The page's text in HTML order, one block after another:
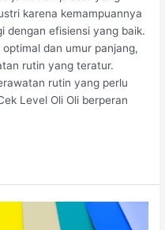
karena kemampuannya
dengan efisiensi yang baik.
dan umur panjang,
rutin yang teratur.
rutin yang perlu
Level Oli Oli berperan